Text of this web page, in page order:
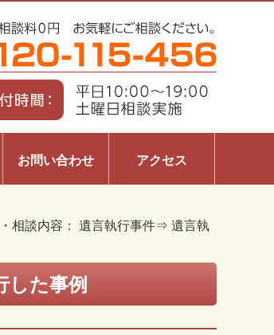
お問い合わせ アクセス
相談内容： 遺言執行事件⇒ 遺言執
た事例